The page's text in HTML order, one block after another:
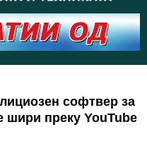
софтвер за
шири преку YouTube